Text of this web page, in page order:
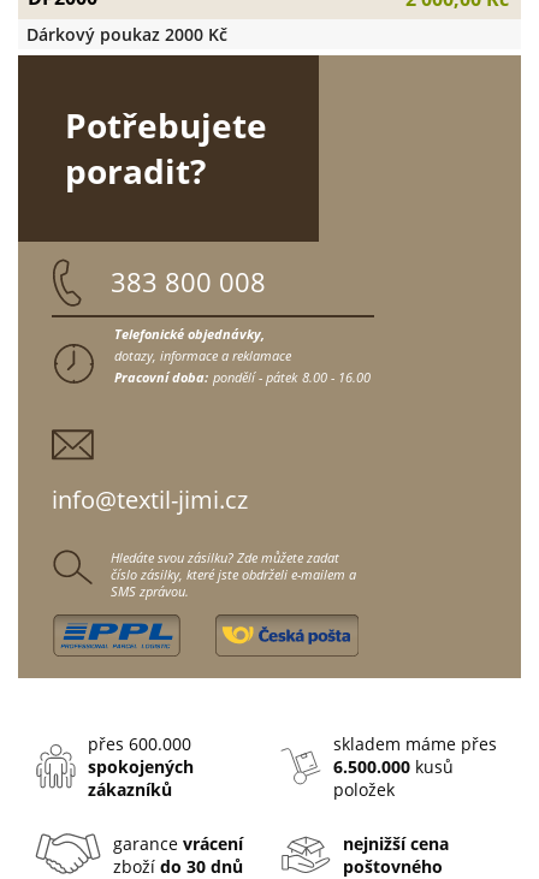
Dárkový poukaz 2000 Kč
Potřebujete
poradit?
383 800 008
Telefonické objednávky,
dotazy, informace a reklamace
Pracovní doba: pondělí - pátek 8.00 - 16.00
info@textil-jimi.cz
Hledáte svou zásilku? Zde můžete zadat
číslo zásilky, které jste obdrželi e-mailem a
SMS zprávou.
přes 600.000
spokojených
zákazníků
skladem máme přes
6.500.000 kusů
položek
garancevrácení
zbožído 30 dnů
nejnižší cena
poštovného